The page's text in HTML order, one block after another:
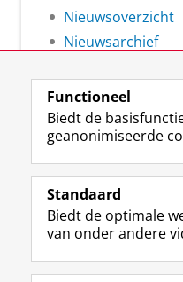
Nieuwsoverzicht
Nieuwsarchief
Volg de RUG
Studiekiezers
Functioneel
Biedt de
geanonimiseerde
Standaard
Biedt de optimale
van onder andere